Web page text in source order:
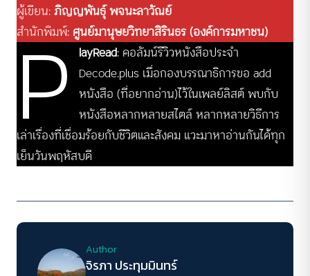
ผู้เขียน:ภิญญพันธุ์ พจนะลาวัณย์
สำนักพิมพ์: ศูนย์มานุษยวิทยาสิรินธร (องค์การมหาชน)
P layRead: คอลัมน์รีวิวหนังสือประจำ
Decode.plus เมื่อกองบรรณาธิการขอ add
หนังสือ (ที่อยากอ่าน)ไว้ในเพลย์ลิสต์ พบกับ
หนังสือหลากหลายสไตล์ หลากหลายวิธีการ
เล่าเรื่องที่เชื่อมร้อยกับชีวิตและสังคม แวะมาหาอ่านกันได้ทุก
เย็นวันพฤหัสบดี
Author
จิรภา ประทุมมินทร์